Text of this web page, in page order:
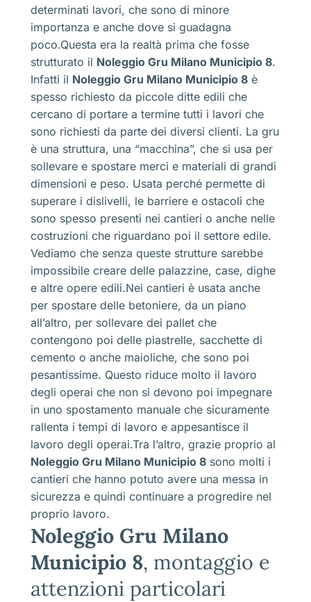
determinati lavori, che sono di minore
importanza e anche dove si guadagna
poco.Questa era la realtà prima che fosse
strutturato il Noleggio Gru Milano Municipio 8.
Infatti il Noleggio Gru Milano Municipio 8 è
spesso richiesto da piccole ditte edili che
cercano di portare a termine tutti i lavori che
sono richiesti da parte dei diversi clienti. La gru
è una struttura, una “macchina”, che si usa per
sollevare e spostare merci e materiali di grandi
dimensioni e peso. Usata perché permette di
superare i dislivelli, le barriere e ostacoli che
sono spesso presenti nei cantieri o anche nelle
costruzioni che riguardano poi il settore edile.
Vediamo che senza queste strutture sarebbe
impossibile creare delle palazzine, case, dighe
e altre opere edili.Nei cantieri è usata anche
per spostare delle betoniere, da un piano
all’altro, per sollevare dei pallet che
contengono poi delle piastrelle, sacchette di
cemento o anche maioliche, che sono poi
pesantissime. Questo riduce molto il lavoro
degli operai che non si devono poi impegnare
in uno spostamento manuale che sicuramente
rallenta i tempi di lavoro e appesantisce il
lavoro degli operai.Tra l’altro, grazie proprio al
Noleggio Gru Milano Municipio 8 sono molti i
cantieri che hanno potuto avere una messa in
sicurezza e quindi continuare a progredire nel
proprio lavoro.
Noleggio Gru Milano
Municipio 8, montaggio e
attenzioni particolari